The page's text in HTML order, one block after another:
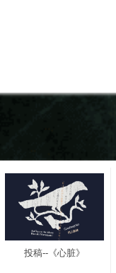
投稿--《心脏》